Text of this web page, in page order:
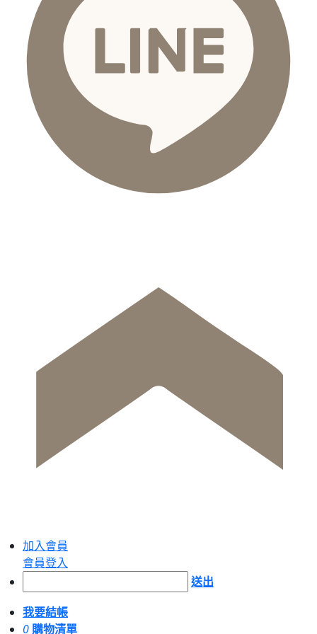
加入會員
會員登入
送出
我要結帳
0 購物清單